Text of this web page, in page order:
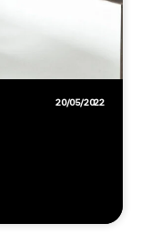
20/05/2022